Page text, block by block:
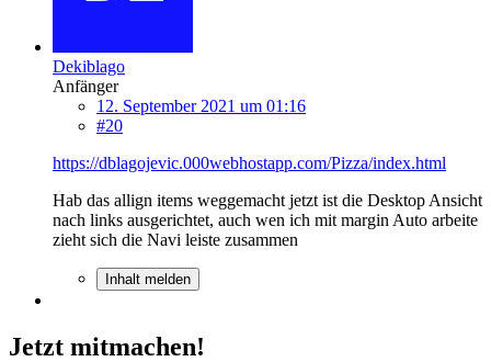
Dekiblago
Anfänger
12. September 2021 um 01:16
#20
https://dblagojevic.000webhostapp.com/Pizza/index.html
Hab das allign items weggemacht jetzt ist die Desktop Ansicht
nach links ausgerichtet, auch wen ich mit margin Auto arbeite
zieht sich die Navi leiste zusammen
Inhalt melden
Jetzt mitmachen!